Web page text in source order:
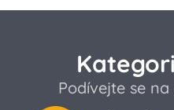
Podívejte se